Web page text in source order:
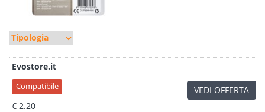
Evostore.it
Compatibile
€ 2.20
VEDI OFFERTA